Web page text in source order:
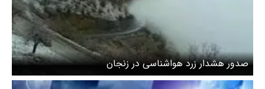
صدور هشدار زرد هواشناسی در زنجان